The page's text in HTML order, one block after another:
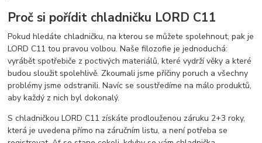
Proč si pořídit chladničku LORD C11
Pokud hledáte chladničku, na kterou se můžete spolehnout, pak je
LORD C11 tou pravou volbou. Naše filozofie je jednoduchá:
vyrábět spotřebiče z poctivých materiálů, které vydrží věky a které
budou sloužit spolehlivě. Zkoumali jsme příčiny poruch a všechny
problémy jsme odstranili. Navíc se soustředíme na málo produktů,
aby každý z nich byl dokonalý.
S chladničkou LORD C11 získáte prodlouženou záruku 2+3 roky,
která je uvedena přímo na záručním listu, a není potřeba se